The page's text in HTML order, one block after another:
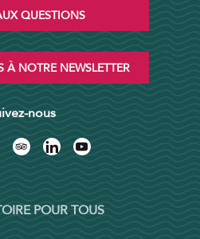
QUESTIONS
NOTRE NEWSLETTER
nous
POUR TOUS